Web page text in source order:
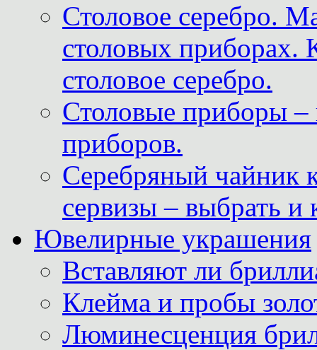
Столовое серебро.
столовых приборах.
столовое серебро.
Столовые приборы –
приборов.
Серебряный чайник
сервизы – выбрать и
Ювелирные украшения
Вставляют ли
Клейма и пробы
Люминесценция